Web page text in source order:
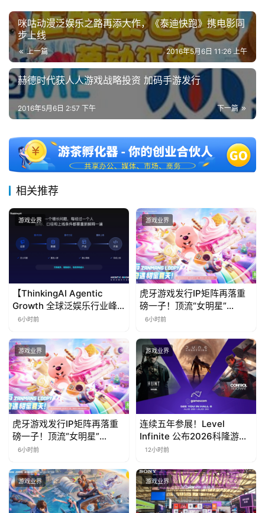
海
站
中
文
(
国
咪咕动漫泛娱乐之路再添大作，《泰迪快跑》携电影同
步上线
上一篇 2016年5月6日 11:26 上午
赫德时代获人人游戏战略投资 加码手游发行
下一篇
2016年5月6日 2:57 下午
相关推荐
游戏业界
【ThinkingAI Agentic
Growth 全球泛娱乐行业峰
会】Agent 时代，人到底负
6小时前
游戏业界
虎牙游戏发行IP矩阵再落重
磅一子！顶流“女明星”
ZANMANG LOOPY 正版3D
曝光
6小时前
游戏业界
虎牙游戏发行IP矩阵再落重
磅一子！顶流“女明星”
ZANMANG LOOPY 正版3D
曝光
6小时前
游戏业界
连续五年参展！Level
Infinite 公布2026科隆游戏
展产品阵容
12小时前
游戏业界 游戏业界